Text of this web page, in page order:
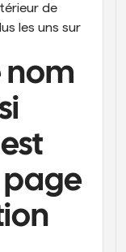
de
les uns sur
nom
page